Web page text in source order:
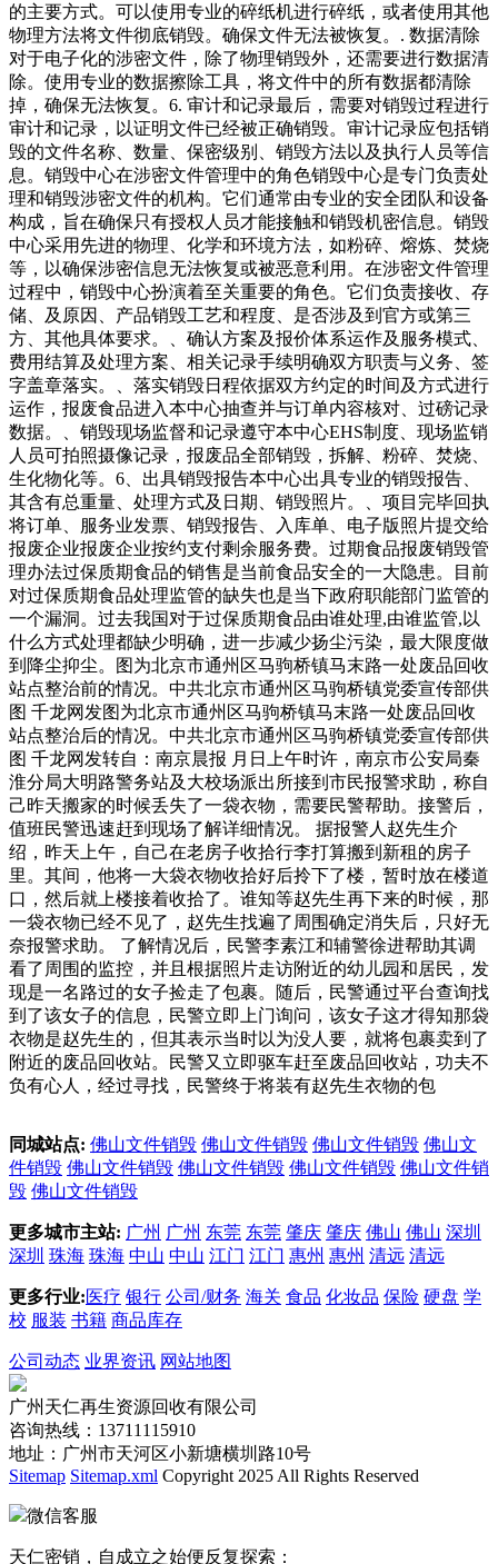
的主要方式。可以使用专业的碎纸机进行碎纸，或者使用其他
物理方法将文件彻底销毁。确保文件无法被恢复。. 数据清除
对于电子化的涉密文件，除了物理销毁外，还需要进行数据清
除。使用专业的数据擦除工具，将文件中的所有数据都清除
掉，确保无法恢复。6. 审计和记录最后，需要对销毁过程进行
审计和记录，以证明文件已经被正确销毁。审计记录应包括销
毁的文件名称、数量、保密级别、销毁方法以及执行人员等信
息。销毁中心在涉密文件管理中的角色销毁中心是专门负责处
理和销毁涉密文件的机构。它们通常由专业的安全团队和设备
构成，旨在确保只有授权人员才能接触和销毁机密信息。销毁
中心采用先进的物理、化学和环境方法，如粉碎、熔炼、焚烧
等，以确保涉密信息无法恢复或被恶意利用。在涉密文件管理
过程中，销毁中心扮演着至关重要的角色。它们负责接收、存
储、及原因、产品销毁工艺和程度、是否涉及到官方或第三
方、其他具体要求。、确认方案及报价体系运作及服务模式、
费用结算及处理方案、相关记录手续明确双方职责与义务、签
字盖章落实。、落实销毁日程依据双方约定的时间及方式进行
运作，报废食品进入本中心抽查并与订单内容核对、过磅记录
数据。、销毁现场监督和记录遵守本中心EHS制度、现场监销
人员可拍照摄像记录，报废品全部销毁，拆解、粉碎、焚烧、
生化物化等。6、出具销毁报告本中心出具专业的销毁报告、
其含有总重量、处理方式及日期、销毁照片。、项目完毕回执
将订单、服务业发票、销毁报告、入库单、电子版照片提交给
报废企业报废企业按约支付剩余服务费。过期食品报废销毁管
理办法过保质期食品的销售是当前食品安全的一大隐患。目前
对过保质期食品处理监管的缺失也是当下政府职能部门监管的
一个漏洞。过去我国对于过保质期食品由谁处理,由谁监管,以
什么方式处理都缺少明确，进一步减少扬尘污染，最大限度做
到降尘抑尘。图为北京市通州区马驹桥镇马末路一处废品回收
站点整治前的情况。中共北京市通州区马驹桥镇党委宣传部供
图 千龙网发图为北京市通州区马驹桥镇马末路一处废品回收
站点整治后的情况。中共北京市通州区马驹桥镇党委宣传部供
图 千龙网发转自：南京晨报 月日上午时许，南京市公安局秦
淮分局大明路警务站及大校场派出所接到市民报警求助，称自
己昨天搬家的时候丢失了一袋衣物，需要民警帮助。接警后，
值班民警迅速赶到现场了解详细情况。 据报警人赵先生介
绍，昨天上午，自己在老房子收拾行李打算搬到新租的房子
里。其间，他将一大袋衣物收拾好后拎下了楼，暂时放在楼道
口，然后就上楼接着收拾了。谁知等赵先生再下来的时候，那
一袋衣物已经不见了，赵先生找遍了周围确定消失后，只好无
奈报警求助。 了解情况后，民警李素江和辅警徐进帮助其调
看了周围的监控，并且根据照片走访附近的幼儿园和居民，发
现是一名路过的女子捡走了包裹。随后，民警通过平台查询找
到了该女子的信息，民警立即上门询问，该女子这才得知那袋
衣物是赵先生的，但其表示当时以为没人要，就将包裹卖到了
附近的废品回收站。民警又立即驱车赶至废品回收站，功夫不
负有心人，经过寻找，民警终于将装有赵先生衣物的包
同城站点: 佛山文件销毁 佛山文件销毁 佛山文件销毁 佛山文
件销毁 佛山文件销毁 佛山文件销毁 佛山文件销毁 佛山文件销
毁 佛山文件销毁
更多城市主站: 广州 广州 东莞 东莞 肇庆 肇庆 佛山 佛山 深圳
深圳 珠海 珠海 中山 中山 江门 江门 惠州 惠州 清远 清远
更多行业: 医疗 银行 公司/财务 海关 食品 化妆品 保险 硬盘 学
校 服装 书籍 商品库存
公司动态 业界资讯 网站地图
广州天仁再生资源回收有限公司
咨询热线：13711115910
地址：广州市天河区小新塘横圳路10号
Sitemap Sitemap.xml Copyright 2025 All Rights Reserved
微信客服
天仁密销，自成立之始便反复探索：